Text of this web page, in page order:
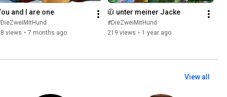
and I are one
views • 7 months ago
🧥 unter meiner Jacke
#DieZweiMitHund
219 views • 1 year ago
View all